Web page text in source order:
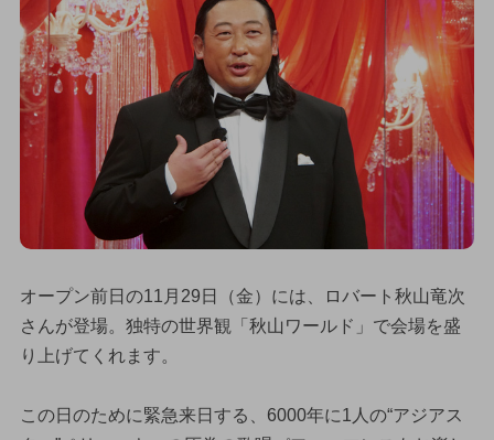
オープン前日の11月29日（金）には、ロバート秋山竜次
さんが登場。独特の世界観「秋山ワールド」で会場を盛
り上げてくれます。
この日のために緊急来日する、6000年に1人の“アジアス